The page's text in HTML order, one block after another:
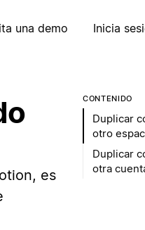
una demo Inicia
es
CONTENIDO
Duplicar
otro
Duplicar
otra